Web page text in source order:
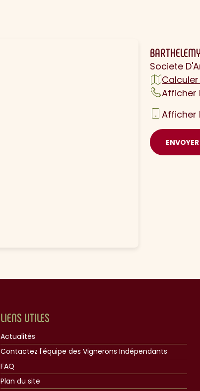
Societe
Afficher
Afficher
LIENS UTILES
Actualités
Contactez l'équipe des Vignerons Indépendants
FAQ
Plan du site